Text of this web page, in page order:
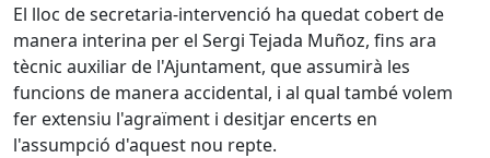
El lloc de secretaria-intervenció ha quedat cobert de
manera interina per el Sergi Tejada Muñoz, fins ara
tècnic auxiliar de l'Ajuntament, que assumirà les
funcions de manera accidental, i al qual també volem
fer extensiu l'agraïment i desitjar encerts en
l'assumpció d'aquest nou repte.